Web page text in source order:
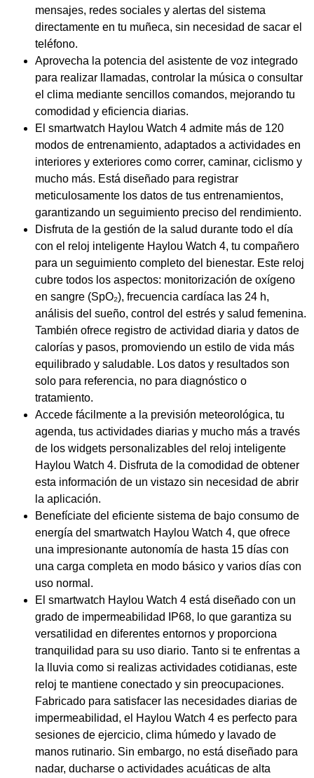
mensajes, redes sociales y alertas del sistema
directamente en tu muñeca, sin necesidad de sacar el
teléfono.
Aprovecha la potencia del asistente de voz integrado
para realizar llamadas, controlar la música o consultar
el clima mediante sencillos comandos, mejorando tu
comodidad y eficiencia diarias.
El smartwatch Haylou Watch 4 admite más de 120
modos de entrenamiento, adaptados a actividades en
interiores y exteriores como correr, caminar, ciclismo y
mucho más. Está diseñado para registrar
meticulosamente los datos de tus entrenamientos,
garantizando un seguimiento preciso del rendimiento.
Disfruta de la gestión de la salud durante todo el día
con el reloj inteligente Haylou Watch 4, tu compañero
para un seguimiento completo del bienestar. Este reloj
cubre todos los aspectos: monitorización de oxígeno
en sangre (SpO₂), frecuencia cardíaca las 24 h,
análisis del sueño, control del estrés y salud femenina.
También ofrece registro de actividad diaria y datos de
calorías y pasos, promoviendo un estilo de vida más
equilibrado y saludable. Los datos y resultados son
solo para referencia, no para diagnóstico o
tratamiento.
Accede fácilmente a la previsión meteorológica, tu
agenda, tus actividades diarias y mucho más a través
de los widgets personalizables del reloj inteligente
Haylou Watch 4. Disfruta de la comodidad de obtener
esta información de un vistazo sin necesidad de abrir
la aplicación.
Benefíciate del eficiente sistema de bajo consumo de
energía del smartwatch Haylou Watch 4, que ofrece
una impresionante autonomía de hasta 15 días con
una carga completa en modo básico y varios días con
uso normal.
El smartwatch Haylou Watch 4 está diseñado con un
grado de impermeabilidad IP68, lo que garantiza su
versatilidad en diferentes entornos y proporciona
tranquilidad para su uso diario. Tanto si te enfrentas a
la lluvia como si realizas actividades cotidianas, este
reloj te mantiene conectado y sin preocupaciones.
Fabricado para satisfacer las necesidades diarias de
impermeabilidad, el Haylou Watch 4 es perfecto para
sesiones de ejercicio, clima húmedo y lavado de
manos rutinario. Sin embargo, no está diseñado para
nadar, ducharse o actividades acuáticas de alta